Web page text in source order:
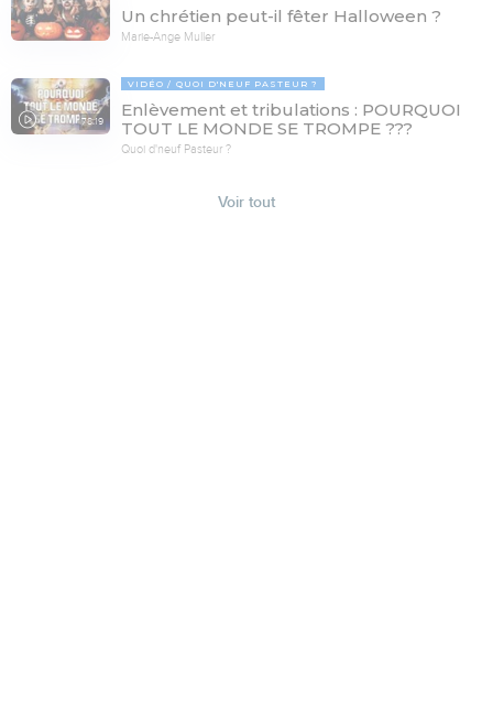
Un chrétien peut-il fêter Halloween ?
Marie-Ange Muller
78:19
VIDÉO QUOI D'NEUF PASTEUR ?
Enlèvement et tribulations : POURQUOI
TOUT LE MONDE SE TROMPE ???
Quoi d'neuf Pasteur ?
Voir tout